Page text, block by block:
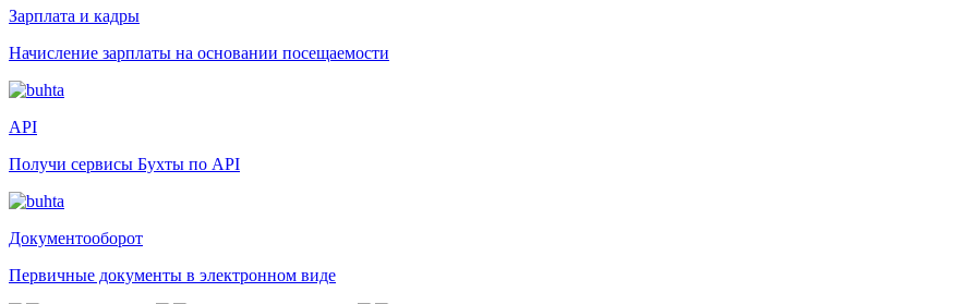
Зарплата и кадры
Начисление зарплаты на основании посещаемости
API
Получи сервисы Бухты по API
Документооборот
Первичные документы в электронном виде